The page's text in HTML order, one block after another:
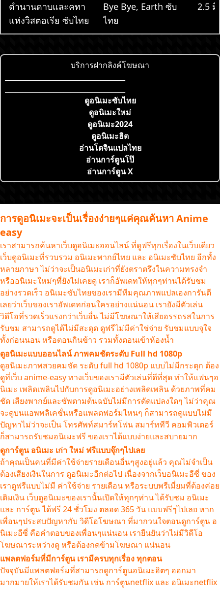
ตำนานดาบและคทา
แห่งวิสตอเรีย ซับไทย
Bye Bye, Earth ซับ
ไทย
2.5
บริการฝากลิงค์โฆษณา
ดูอนิเมะซับไทย
ดูอนิเมะใหม่
ดูอนิเมะ2024
ดูอนิเมะฮิต
อ่านโดจินแปลไทย
อ่านการ์ตูนโป๊
อ่านการ์ตูน X
การดูอนิเมะจะเป็นเรื่องง่ายๆแค่คุณค้นหา Anime
easy
เราสามารถค้นหาเว็บดูอนิเมะออนไลน์ ที่ดูฟรีทุกเรื่องในเว็บเดียว
เว็บดูอนิเมะที่รวบรวม อนิเมะพากย์ไทย และ อนิเมะซับไทย อีกทั้ง
หลายภาษา ไม่ว่าจะเป็นอนิเมะเก่าที่ยังตราตรึงในความทรงจำ
หรืออนิเมะใหม่ๆที่ยังไม่เคยดู เราก็อัพเดทให้ทุกๆท่านได้รับชม
อย่างรวดเร็ว อนิเมะซับไทยของเรามีทีมคุณภาพแปลเองการันตี
เลยว่าเว็บของเราอัพเดทก่อนใครอย่างแน่นอน เรายังมีตัวเล่น
วิดีโอที่รวดเร็วแรงกว่าเว็บอื่น ไม่มีโฆษณาให้เสียอรรถรสในการ
รับชม สามารถดูได้ไม่มีสะดุด ดูฟรีไม่มีค่าใช่จ่าย รับชมแบบจุใจ
ทั้งก่อนนอน หรือตอนกินข้าว รวมทั้งตอนเข้าห้องน้ำ
ดูอนิเมะแบบออนไลน์ ภาพคมชัดระดับ Full hd 1080p
ดูอนิเมะภาพสวยคมชัด ระดับ full hd 1080p แบบไม่มีกระตุก ต้อง
ดูที่เว็บ anime-easy ทางเว็บของเรามีตัวเล่นที่ดีที่สุด ทำให้แฟนๆอ
นิเมะ เพลิดเพลินไปกับการดูอนิเมะอย่างเพลิดเพลิน ด้วยภาพที่คม
ชัด เสียงพากย์และซัพตามต้นฉบับไม่มีการดัดแปลงใดๆ ไม่ว่าคุณ
จะดูบนแอพพลิเคชั่นหรือแพลตฟอร์มไหนๆ ก็สามารถดูแบบไม่มี
ปัญหาไม่ว่าจะเป็น โทรศัพท์สมาร์ทโฟน สมาร์ททีวี คอมพิวเตอร์
ก็สามารถรับชมอนิเมะฟรี ของเราได้แบบง่ายและสบายมาก
ดูการ์ตูน อนิเมะ เก่า ใหม่ ฟรีแบบจุ๊กๆไปเลย
ถ้าคุณเป็นคนที่มีค่าใช้จ่ายรายเดือนอื่นๆสูงอยู่แล้ว คุณไม่จำเป็น
ต้องเสียงเงินในการ ดูอนิเมะอีกต่อไป เนื่องจากเว็บอนิเมะอีซี่ ของ
เราดูฟรีแบบไม่มี ค่าใช้จ่าย รายเดือน หรือระบบพรีเมี่ยมที่ต้องค่อย
เติมเงิน เว็บดูอนิเมะของเรานั้นเปิดให้ทุกๆท่าน ได้รับชม อนิเมะ
และ การ์ตูน ได้ฟรี 24 ชั่วโมง ตลอด 365 วัน แบบฟรีๆไปเลย หาก
เพื่อนๆประสบปัญหากับ วิดีโอโฆษณา ที่มากวนใจตอนดูการ์ตูน อ
นิเมะอีซี่ คือคำตอบของเพื่อนๆแน่นอน เรายืนยันว่าไม่มีวิดีโอ
โฆษณาระหว่างดู หรือต้องกดข้ามโฆษณา แน่นอน
แพลตฟอร์มที่มีการ์ตูน เรามีครบทุกเรื่อง ทุกตอน
ปัจจุบันมีแพลตฟอร์มที่สามารถดูการ์ตูนอนิเมะฮิตๆ ออกมา
มากมายให้เราได้รับชมกัน เช่น การ์ตูนnetflix และ อนิเมะnetflix